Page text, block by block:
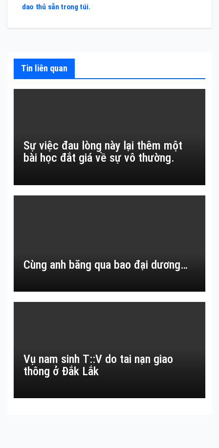
dao thủ sẵn trong túi.
Tin liên quan
Sự việc đau lòng này lại thêm một
bài học đắt giá về sự vô thường.
Cùng anh băng qua bao đại dương…
Vụ nam sinh T::V do tai nạn giao
thông ở Đắk Lắk